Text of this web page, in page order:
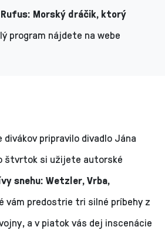
Rufus: Morský dráčik, ktorý
program nájdete na webe
divákov pripravilo divadlo Jána
štvrtok si užijete autorské
snehu: Wetzler, Vrba,
vám predostrie tri silné príbehy z
a v piatok vás dej inscenácie